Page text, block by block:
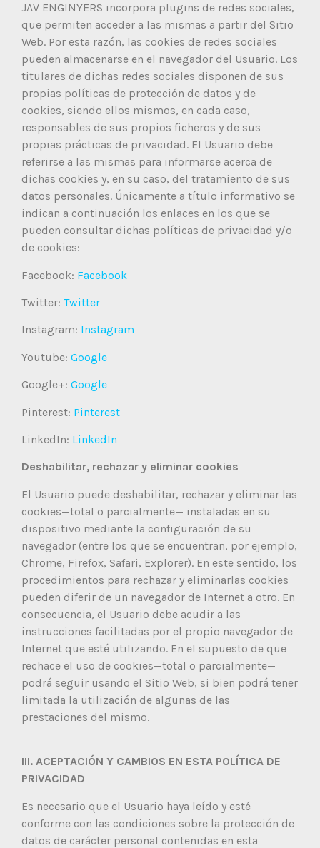
JAV ENGINYERS incorpora plugins de redes sociales,
que permiten acceder a las mismas a partir del Sitio
Web. Por esta razón, las cookies de redes sociales
pueden almacenarse en el navegador del Usuario. Los
titulares de dichas redes sociales disponen de sus
propias políticas de protección de datos y de
cookies, siendo ellos mismos, en cada caso,
responsables de sus propios ficheros y de sus
propias prácticas de privacidad. El Usuario debe
referirse a las mismas para informarse acerca de
dichas cookies y, en su caso, del tratamiento de sus
datos personales. Únicamente a título informativo se
indican a continuación los enlaces en los que se
pueden consultar dichas políticas de privacidad y/o
de cookies:
Facebook: Facebook
Twitter: Twitter
Instagram: Instagram
Youtube: Google
Google+: Google
Pinterest: Pinterest
LinkedIn: LinkedIn
Deshabilitar, rechazar y eliminar cookies
El Usuario puede deshabilitar, rechazar y eliminar las
cookies—total o parcialmente— instaladas en su
dispositivo mediante la configuración de su
navegador (entre los que se encuentran, por ejemplo,
Chrome, Firefox, Safari, Explorer). En este sentido, los
procedimientos para rechazar y eliminarlas cookies
pueden diferir de un navegador de Internet a otro. En
consecuencia, el Usuario debe acudir a las
instrucciones facilitadas por el propio navegador de
Internet que esté utilizando. En el supuesto de que
rechace el uso de cookies—total o parcialmente—
podrá seguir usando el Sitio Web, si bien podrá tener
limitada la utilización de algunas de las
prestaciones del mismo.
III. ACEPTACIÓN Y CAMBIOS EN ESTA POLÍTICA DE
PRIVACIDAD
Es necesario que el Usuario haya leído y esté
conforme con las condiciones sobre la protección de
datos de carácter personal contenidas en esta